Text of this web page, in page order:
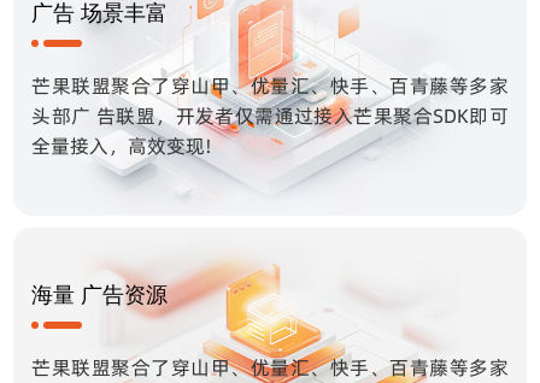
广告 场景丰富
芒果联盟聚合了穿山甲、优量汇、快手、百青藤等多家
头部广 告联盟，开发者仅需通过接入芒果聚合SDK即可
全量接入，高效变现!
海量 广告资源
芒果联盟聚合了穿山甲、优量汇、快手、百青藤等多家